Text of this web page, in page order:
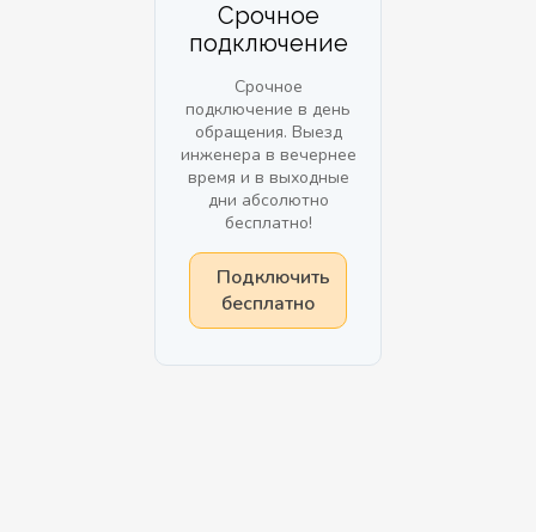
Срочное
подключение
Срочное
подключение в день
обращения. Выезд
инженера в вечернее
время и в выходные
дни абсолютно
бесплатно!
Подключить
бесплатно